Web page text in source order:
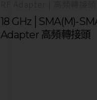
18 GHz│SMA(M)-
Adapter 高頻轉接頭